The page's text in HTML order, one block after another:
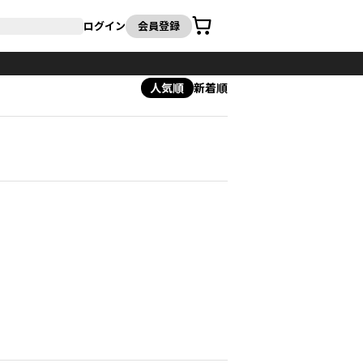
ログイン 会員登録
カート
人気順 新着順